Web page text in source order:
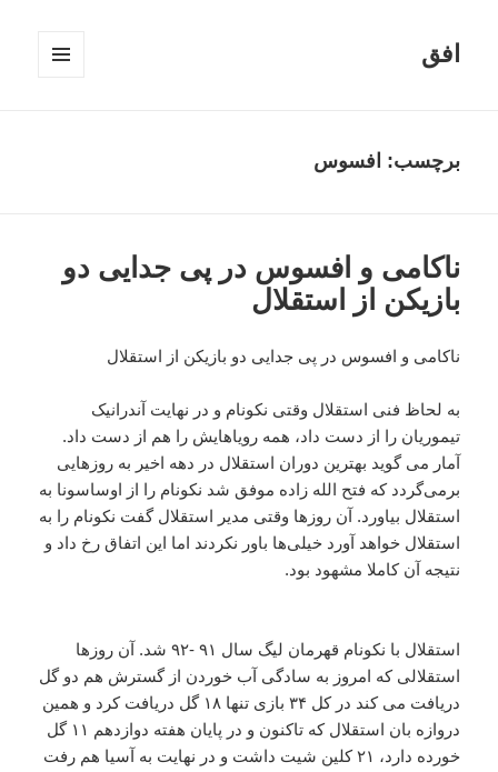
افق
برچسب: افسوس
ناکامی و افسوس در پی جدایی دو
بازیکن از استقلال
ناکامی و افسوس در پی جدایی دو بازیکن از استقلال
به لحاظ فنی استقلال وقتی نکونام و در نهایت آندرانیک
تیموریان را از دست داد، همه رویاهایش را هم از دست داد.
آمار می گوید بهترین دوران استقلال در دهه اخیر به روزهایی
برمی‌گردد که فتح الله زاده موفق شد نکونام را از اوساسونا به
استقلال بیاورد. آن روزها وقتی مدیر استقلال گفت نکونام را به
استقلال خواهد آورد خیلی‌ها باور نکردند اما این اتفاق رخ داد و
نتیجه آن کاملا مشهود بود.
استقلال با نکونام قهرمان لیگ سال ۹۱ -۹۲ شد. آن روزها
استقلالی که امروز به سادگی آب خوردن از گسترش هم دو گل
دریافت می کند در کل ۳۴ بازی تنها ۱۸ گل دریافت کرد و همین
دروازه بان استقلال که تاکنون و در پایان هفته دوازدهم ۱۱ گل
خورده دارد، ۲۱ کلین شیت داشت و در نهایت به آسیا هم رفت